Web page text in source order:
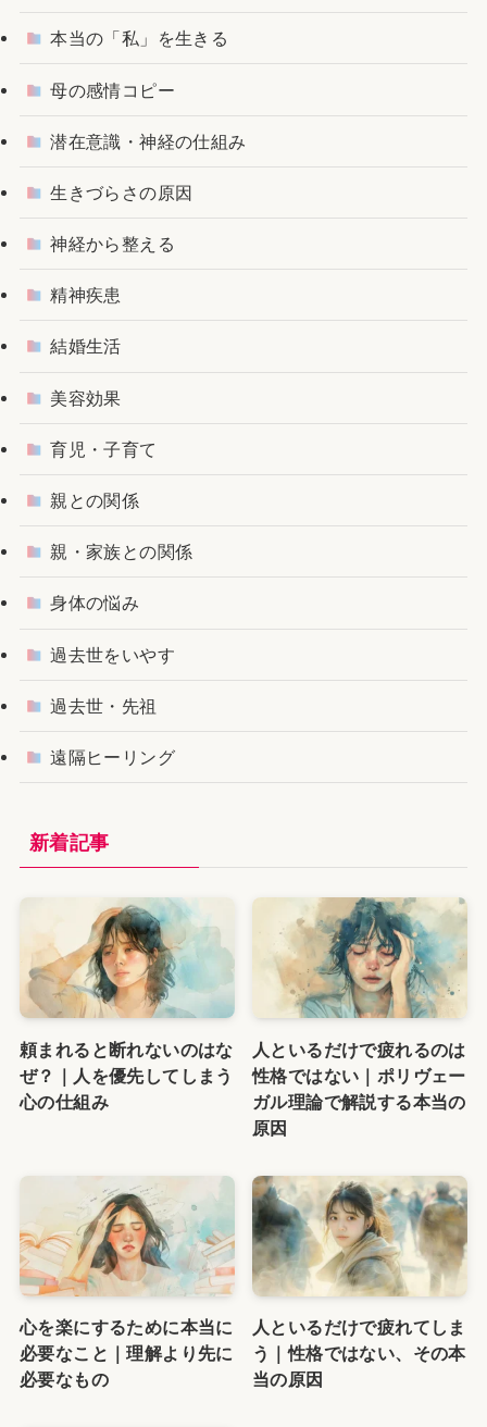
本当の「私」を生きる
母の感情コピー
潜在意識・神経の仕組み
生きづらさの原因
神経から整える
精神疾患
結婚生活
美容効果
育児・子育て
親との関係
親・家族との関係
身体の悩み
過去世をいやす
過去世・先祖
遠隔ヒーリング
新着記事
頼まれると断れないのはな
ぜ？｜人を優先してしまう
心の仕組み
人といるだけで疲れるのは
性格ではない｜ポリヴェー
ガル理論で解説する本当の
原因
心を楽にするために本当に
必要なこと｜理解より先に
必要なもの
人といるだけで疲れてしま
う｜性格ではない、その本
当の原因